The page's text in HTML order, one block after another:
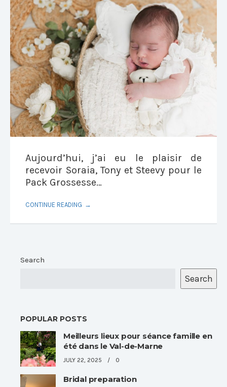
Aujourd’hui, j’ai eu le plaisir de
recevoir Soraia, Tony et Steevy pour le
Pack Grossesse…
CONTINUE READING
Search
Search
POPULAR POSTS
Meilleurs lieux pour séance famille en
été dans le Val-de-Marne
JULY 22, 2025 0
Bridal preparation